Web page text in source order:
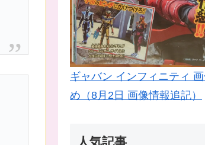
ギャバン インフィニティ
め（8月2日 画像情報追記）
人気記事